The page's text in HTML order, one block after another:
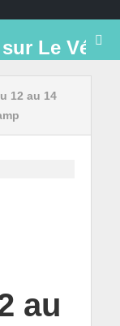
12 au 14
au